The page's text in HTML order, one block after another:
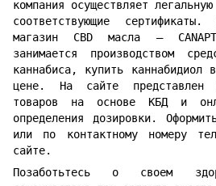
компания осуществляет
соответствующие сертификаты.
магазин CBD масла —
занимается производством
каннабиса, купить каннабидиол
цене. На сайте представлен
товаров на основе КБД и
определения дозировки.
или по контактному номеру
сайте.
Позаботьтесь о своем